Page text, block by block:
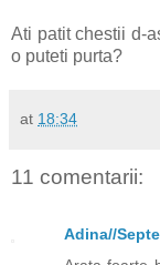
Ati patit chestii d-
o puteti purta?
at 18:34
11 comentarii:
Adina//